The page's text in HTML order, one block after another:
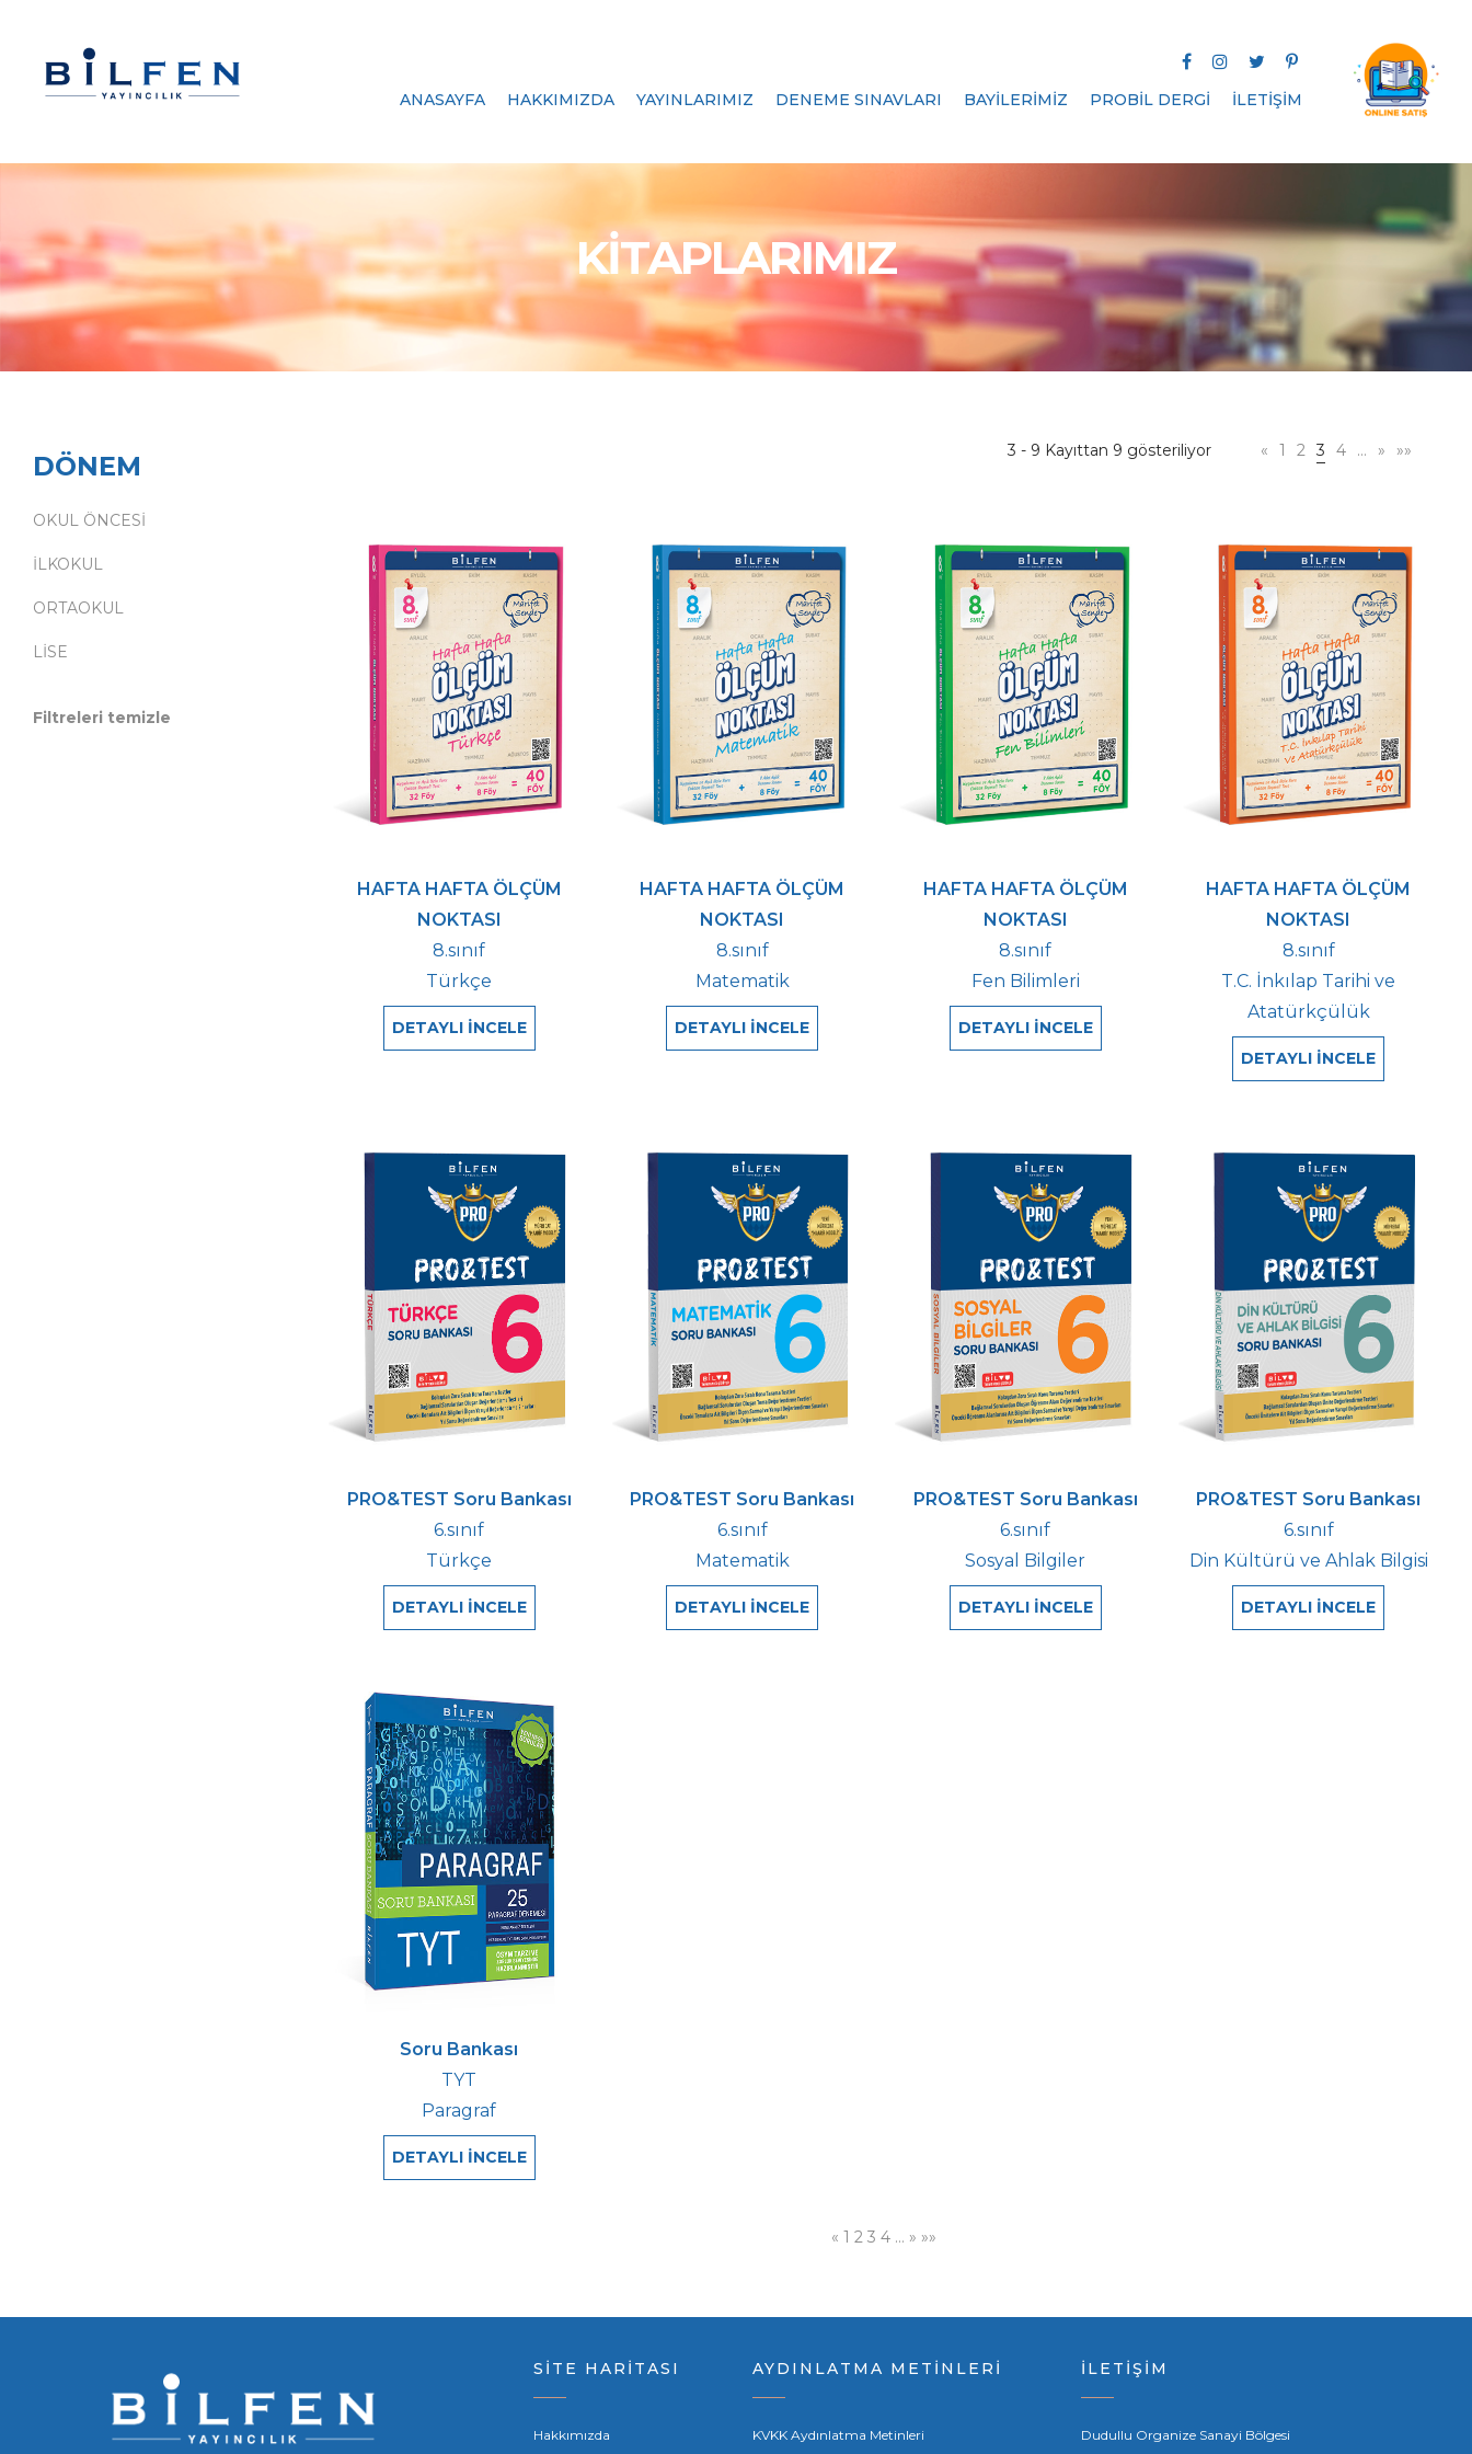
ANASAYFA HAKKIMIZDA YAYINLARIMIZ DENEME SINAVLARI BAYİLERİMİZ PROBİL DERGİ İLETİŞİM
KİTAPLARIMIZ
DÖNEM
OKUL ÖNCESİ
İLKOKUL
ORTAOKUL
LİSE
Filtreleri temizle
3 - 9 Kayıttan 9 gösteriliyor « 1 2 3 4 … » »»
HAFTA HAFTA ÖLÇÜM
NOKTASI
8.sınıf
Türkçe
DETAYLI İNCELE
HAFTA HAFTA ÖLÇÜM
NOKTASI
8.sınıf
Matematik
DETAYLI İNCELE
HAFTA HAFTA ÖLÇÜM
NOKTASI
8.sınıf
Fen Bilimleri
DETAYLI İNCELE
HAFTA HAFTA ÖLÇÜM
NOKTASI
8.sınıf
T.C. İnkılap Tarihi ve
Atatürkçülük
DETAYLI İNCELE
PRO&TEST Soru Bankası
6.sınıf
Türkçe
DETAYLI İNCELE
PRO&TEST Soru Bankası
6.sınıf
Matematik
DETAYLI İNCELE
PRO&TEST Soru Bankası
6.sınıf
Sosyal Bilgiler
DETAYLI İNCELE
PRO&TEST Soru Bankası
6.sınıf
Din Kültürü ve Ahlak Bilgisi
DETAYLI İNCELE
Soru Bankası
TYT
Paragraf
DETAYLI İNCELE
« 1 2 3 4 … » »»
SİTE HARİTASI
Hakkımızda
AYDINLATMA METİNLERİ
KVKK Aydınlatma Metinleri
İLETİŞİM
Dudullu Organize Sanayi Bölgesi